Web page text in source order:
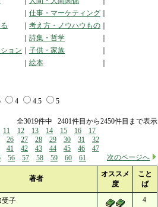
仕事・マーケティング
考え方・ノウハウもの
詩集・哲学
ョン 子供・家族
絵本
4 4.5 5
全3019件中 2401件目から2450件目まで表示
11 12 13 14 15 16
17
26 27 28 29 30 31
32
41 42 43 44 45 46
47
56 57 58 59 60 61 次のページへ
著者
オススメ
度
こと
ば
受子 4